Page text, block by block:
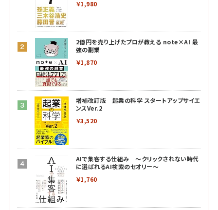
￥1,980
2億円を売り上げたプロが教える note×AI 最
強の副業
￥1,870
増補改訂版 起業の科学 スタートアップサイエ
ンスVer.2
￥3,520
AIで集客する仕組み ～クリックされない時代
に選ばれるAI検索のセオリー～
￥1,760